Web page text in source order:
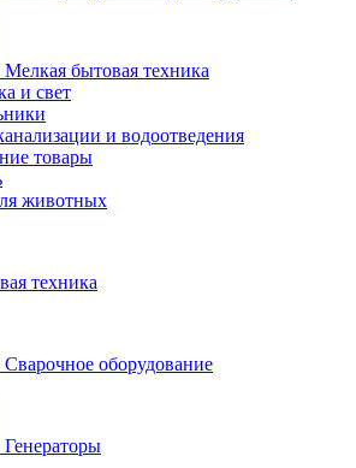
Мелкая бытовая техника
и свет
и водоотведения
товары
животных
техника
Сварочное оборудование
Генераторы